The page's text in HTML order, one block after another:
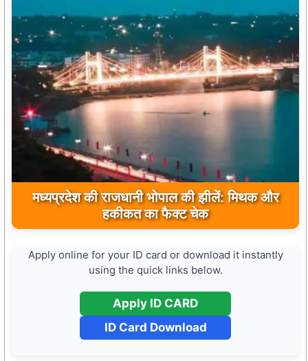
मध्यप्रदेश की राजधानी भोपाल की झीलें: मिथक और
हकीकत का फैक्ट चेक
मुख्यमंत्री डॉ. मोहन यादव ने मऊगंज के बहुती जलप्रपात
का अवलोकन कर पर्यटन विकास की दिशा में उठाया कदम
Apply online for your ID card or download it instantly
using the quick links below.
Apply ID CARD
ID Card Download